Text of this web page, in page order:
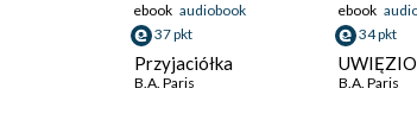
ebook audiobook
37 pkt
Przyjaciółka
B.A. Paris
ebook
34 pkt
B.A. Paris